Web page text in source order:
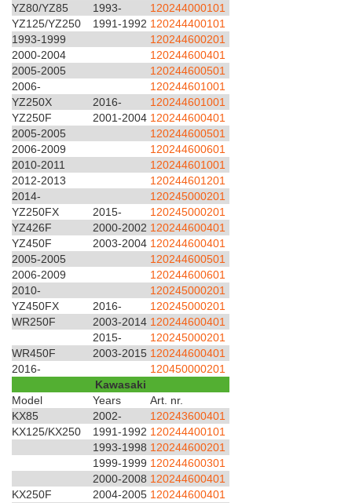
YZ80/YZ85
1993-
120244000101
YZ125/YZ250
1991-1992 120244400101
1993-1999
120244600201
2000-2004
120244600401
2005-2005
120244600501
2006-
120244601001
YZ250X
2016-
120244601001
YZ250F
2001-2004 120244600401
2005-2005
120244600501
2006-2009
120244600601
2010-2011
120244601001
2012-2013
120244601201
2014-
120245000201
YZ250FX
2015-
120245000201
YZ426F
2000-2002 120244600401
YZ450F
2003-2004 120244600401
2005-2005
120244600501
2006-2009
120244600601
2010-
120245000201
YZ450FX
2016-
120245000201
WR250F
2003-2014 120244600401
2015-
120245000201
WR450F
2003-2015 120244600401
2016-
120450000201
Kawasaki
Model
Years
Art. nr.
KX85
2002-
120243600401
KX125/KX250
1991-1992 120244400101
1993-1998 120244600201
1999-1999 120244600301
2000-2008 120244600401
KX250F
2004-2005 120244600401